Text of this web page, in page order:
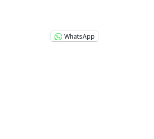
WhatsApp